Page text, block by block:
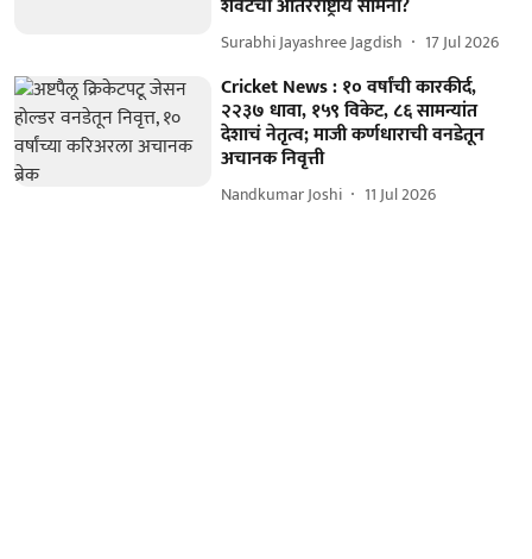
Surabhi Jayashree Jagdish 17 Jul 2026
Cricket News : १० वर्षांची कारकीर्द,
२२३७ धावा, १५९ विकेट, ८६ सामन्यांत
देशाचं नेतृत्व; माजी कर्णधाराची वनडेतून
अचानक निवृत्ती
Nandkumar Joshi 11 Jul 2026